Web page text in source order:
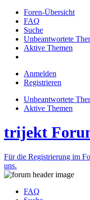
Foren-Übersicht
FAQ
Suche
Unbeantwortete
Aktive Themen
Anmelden
Registrieren
Unbeantwortete
Aktive Themen
trijekt
Für die Registrierung im
uns.
FAQ